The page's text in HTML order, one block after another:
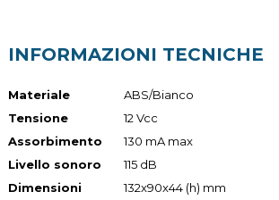
INFORMAZIONI TECNICHE
Materiale
ABS/Bianco
Tensione
12 Vcc
Assorbimento
130 mA max
Livello sonoro
115 dB
Dimensioni
132x90x44 (h) mm